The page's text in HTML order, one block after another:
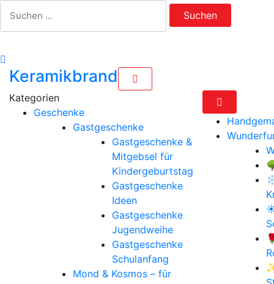
Inhalt
nach:
Keramikbrand
Geschenke
Gastgeschenke
Gastgeschenke &
Mitgebsel für
Kindergeburtstag
Gastgeschenke
Ideen
Gastgeschenke
Jugendweihe
Gastgeschenke
Schulanfang
Mond & Kosmos – für